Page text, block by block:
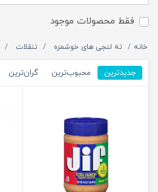
فقط محصولات موجود
خانه ته لنجی های خوشمزه تنقلات
جدیدترین محبوب‌ترین گران‌ترین